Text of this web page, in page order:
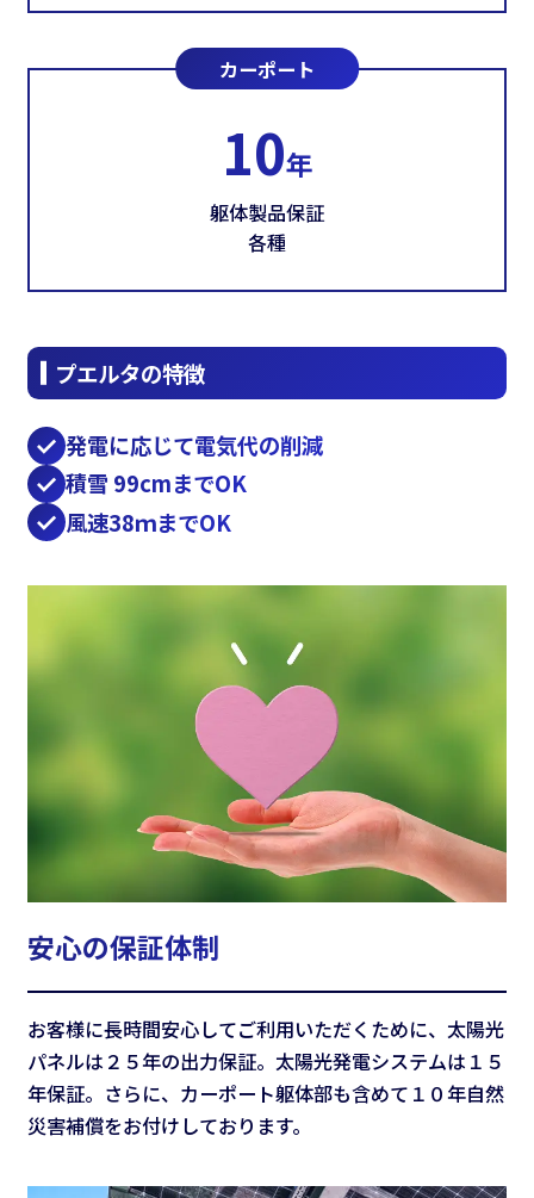
カーポート
10年
躯体製品保証
各種
プエルタの特徴
発電に応じて電気代の削減
積雪 99cmまでOK
風速38ｍまでOK
安心の保証体制
お客様に長時間安心してご利用いただくために、太陽光
パネルは２５年の出力保証。太陽光発電システムは１５
年保証。さらに、カーポート躯体部も含めて１０年自然
災害補償をお付けしております。